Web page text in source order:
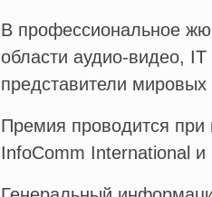
В профессиональное
области аудио-видео, IT
представители
Премия проводится
InfoComm International и